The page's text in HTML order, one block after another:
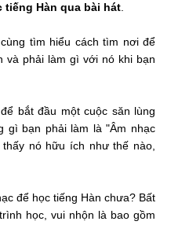
tiếng Hàn qua bài hát
tìm hiểu cách tìm nơi để
và phải làm gì với nó khi bạn
bắt đầu một cuộc săn lùng
gì bạn phải làm là "Âm nhạc
nó hữu ích như thế nào,
để học tiếng Hàn chưa? Bất
học, vui nhộn là bao gồm